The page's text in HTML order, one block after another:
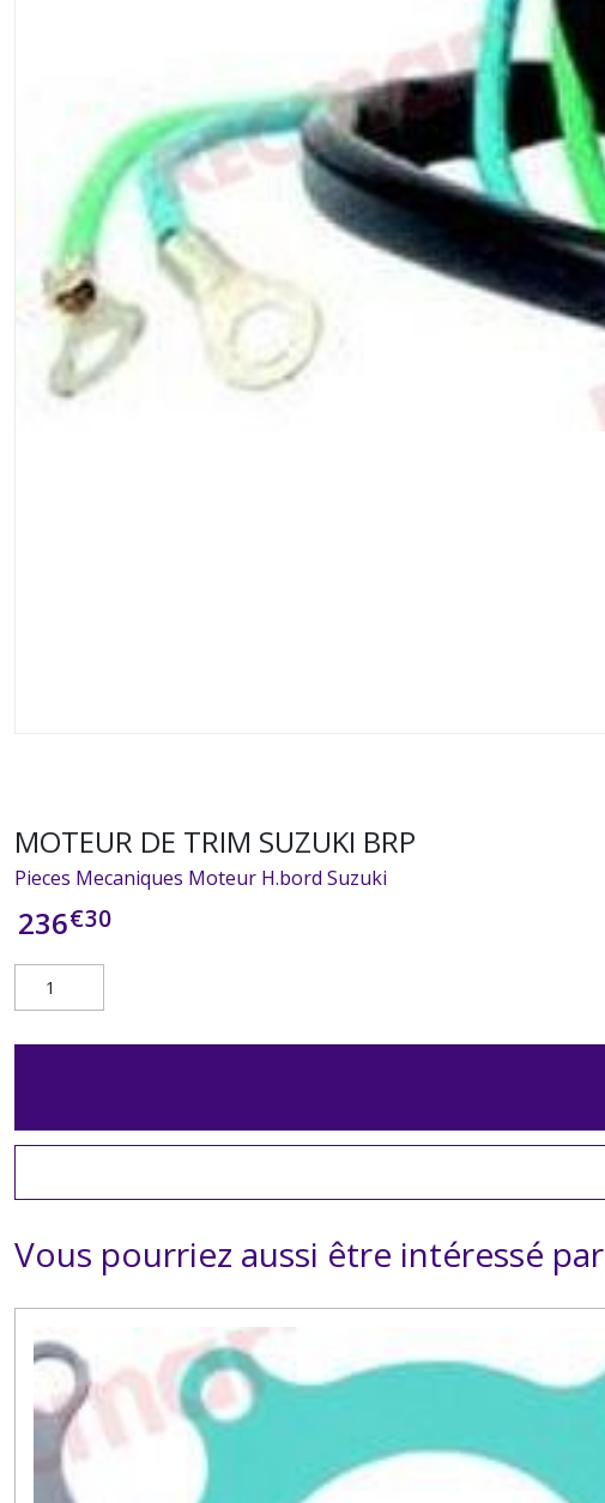
MOTEUR DE TRIM SUZUKI BRP
Pieces Mecaniques Moteur H.bord Suzuki
236€30
Vous pourriez aussi être intéressé par